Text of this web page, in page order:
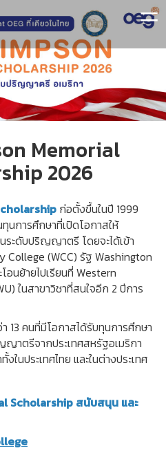
=
Memorial
2026
ก่อตั้งขึ้นในปี 1999
นการศึกษาที่เปิดโอกาสให้
ระดับปริญญาตรี โดยจะได้เข้า
College (WCC) รัฐ Washington
อนย้ายไปเรียนที่ Western
ในสาขาวิชาที่สนใจอีก 2 ปีการ
13 คนที่มีโอกาสได้รับทุนการศึกษา​
ญาตรีจากประเทศสหรัฐอเมริกา
ในประเทศไทย และในต่างประเทศ
Scholarship สนับสนุน และ